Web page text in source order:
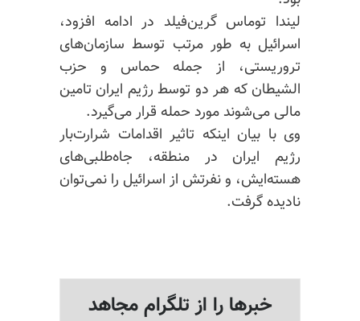
لیندا توماس گرین‌فیلد در ادامه افزود،
اسرائیل به طور مرتب توسط سازمان‌های
تروریستی، از جمله حماس و حزب‌
الشیطان که هر دو توسط رژیم ایران تامین
مالی می‌شوند مورد حمله قرار می‌گیرد.
وی با بیان اینکه تاثیر اقدامات شرارت‌بار
رژیم ایران در منطقه، جاه‌طلبی‌های
هسته‌ایش، و نفرتش از اسرائیل را نمی‌توان
نادیده گرفت.
خبرها را از تلگرام مجاهد